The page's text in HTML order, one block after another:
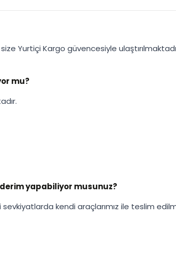
Yurtiçi Kargo güvencesiyle
mu?
yapabiliyor musunuz?
kendi araçlarımız ile teslim